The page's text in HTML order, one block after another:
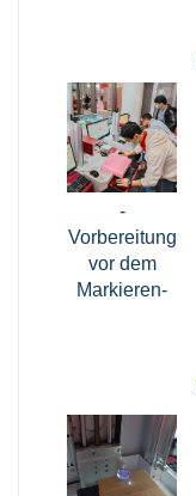
-
Vorbereitung
vor dem
Markieren-